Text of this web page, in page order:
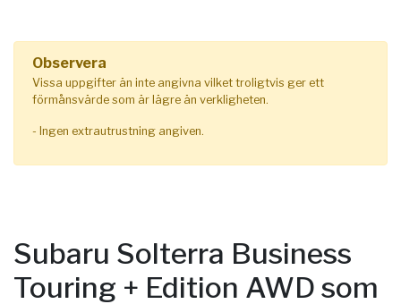
Observera
Vissa uppgifter än inte angivna vilket troligtvis ger ett
förmånsvärde som är lägre än verkligheten.
- Ingen extrautrustning angiven.
Subaru Solterra Business
Touring + Edition AWD som